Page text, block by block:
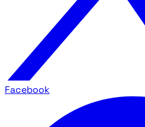
Facebook